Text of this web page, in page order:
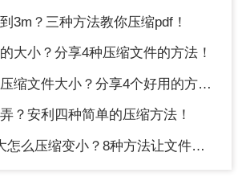
前往输出路径查看压缩后的PDF文
参数时，要根据实际需求进行权
3m？三种方法教你压缩pdf！
大小？分享4种压缩文件的方法！
件大小？分享4个好用的方法，简单又快捷！
？安利四种简单的压缩方法！
压缩变小？8种方法让文件轻松"瘦身"！